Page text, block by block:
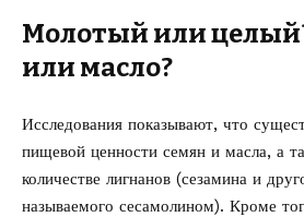
Молотый или
или масло?
Исследования показывают, что
пищевой ценности семян и масла, а
количестве лигнанов (сезамина и
называемого сесамолином). Кроме